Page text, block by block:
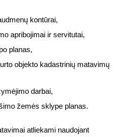
kontūrai,
apribojimai ir servitutai,
planas,
objekto kadastrinių matavimų
darbai,
žemės sklype planas.
atliekami naudojant